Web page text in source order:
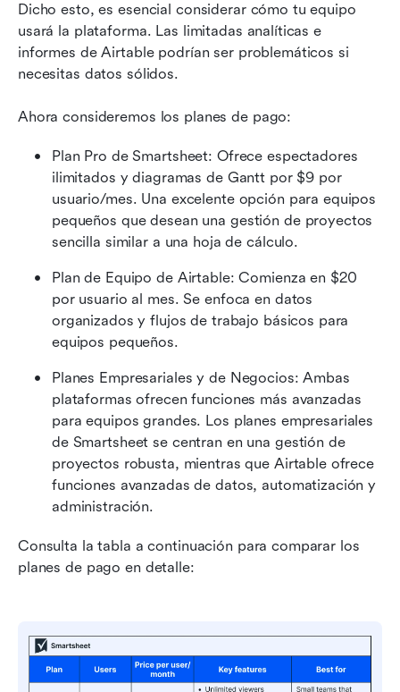
Dicho esto, es esencial considerar cómo tu equipo
usará la plataforma. Las limitadas analíticas e
informes de Airtable podrían ser problemáticos si
necesitas datos sólidos.
Ahora consideremos los planes de pago:
Plan Pro de Smartsheet: Ofrece espectadores
ilimitados y diagramas de Gantt por $9 por
usuario/mes. Una excelente opción para equipos
pequeños que desean una gestión de proyectos
sencilla similar a una hoja de cálculo.
Plan de Equipo de Airtable: Comienza en $20
por usuario al mes. Se enfoca en datos
organizados y flujos de trabajo básicos para
equipos pequeños.
Planes Empresariales y de Negocios: Ambas
plataformas ofrecen funciones más avanzadas
para equipos grandes. Los planes empresariales
de Smartsheet se centran en una gestión de
proyectos robusta, mientras que Airtable ofrece
funciones avanzadas de datos, automatización y
administración.
Consulta la tabla a continuación para comparar los
planes de pago en detalle: